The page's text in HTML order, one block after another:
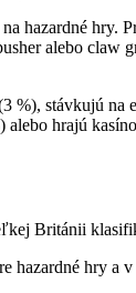
hazardné
alebo
%), stávkujú
alebo hrajú
Británii
hry